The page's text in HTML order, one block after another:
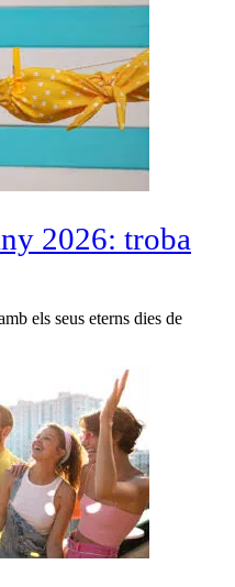
2026: troba
els seus eterns dies de